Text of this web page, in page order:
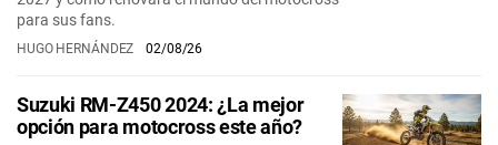
para sus fans.
HUGO HERNÁNDEZ 02/08/26
Suzuki RM-Z450 2024: ¿La mejor
opción para motocross este año?